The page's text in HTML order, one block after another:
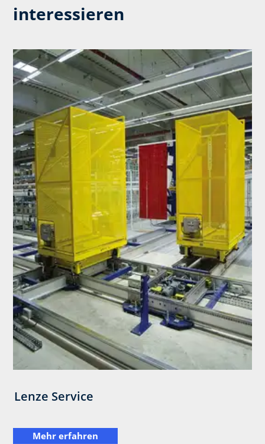
interessieren
Lenze Service
Mehr erfahren